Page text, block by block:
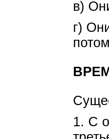
в)
г)
1. С